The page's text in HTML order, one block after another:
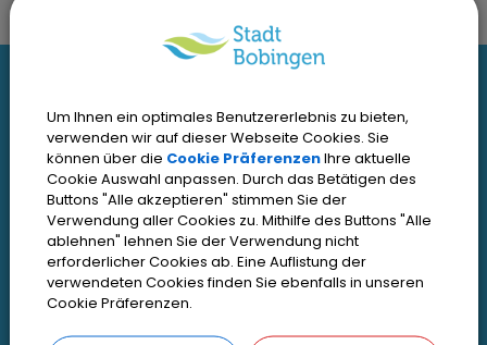
n
t
e
r
e
Interessante Links
Kontakt
Inhaltsverzeichnis
Impressum
Datenschutz
Zugangseröffnung
Um Ihnen ein optimales Benutzererlebnis zu bieten,
verwenden wir auf dieser Webseite Cookies. Sie
können über die Cookie PräferenzenIhre aktuelle
Cookie Auswahl anpassen. Durch das Betätigen des
Buttons "Alle akzeptieren" stimmen Sie der
Verwendung aller Cookies zu. Mithilfe des Buttons "Alle
ablehnen" lehnen Sie der Verwendung nicht
erforderlicher Cookies ab. Eine Auflistung der
verwendeten Cookies finden Sie ebenfalls in unseren
Cookie Präferenzen.